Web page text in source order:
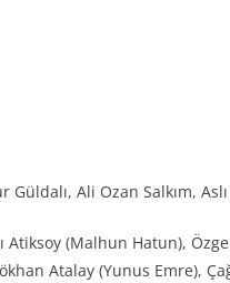
Ali Ozan Salkım,
Atiksoy (Malhun Hatun),
Atalay (Yunus Emre),